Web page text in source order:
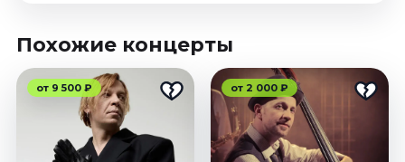
Похожие концерты
от 9 500 ₽ от 2 000 ₽